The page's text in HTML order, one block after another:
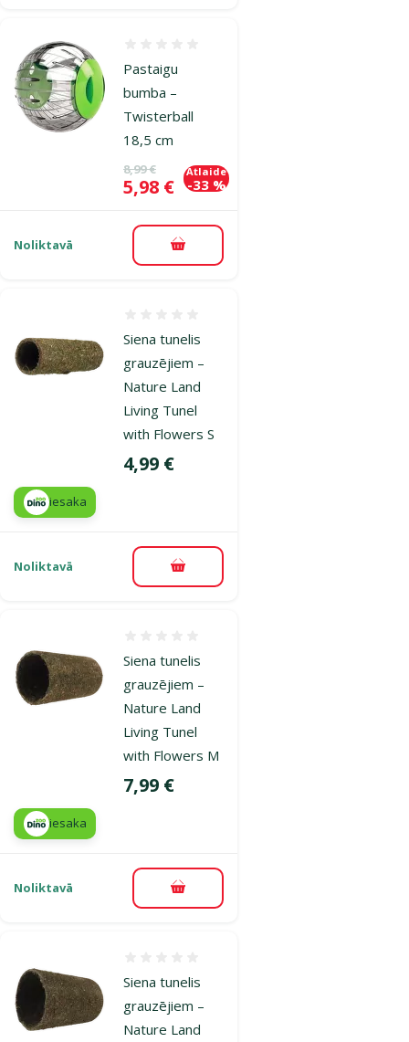
Pastaigu
bumba –
Twisterball
18,5 cm
Oriģinālā cena
8,99 €
Cena
5,98 €
Atlaide
-33 %
Noliktavā Pievienot grozam
Siena tunelis
grauzējiem –
Nature Land
Living Tunel
with Flowers S
Cena
4,99 €
iesaka
Noliktavā Pievienot grozam
Siena tunelis
grauzējiem –
Nature Land
Living Tunel
with Flowers M
Cena
7,99 €
iesaka
Noliktavā Pievienot grozam
Siena tunelis
grauzējiem –
Nature Land